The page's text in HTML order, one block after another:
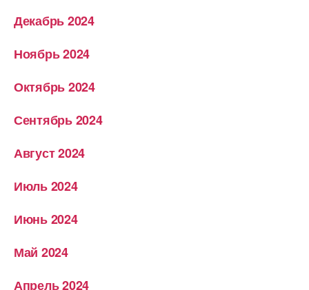
Декабрь 2024
Ноябрь 2024
Октябрь 2024
Сентябрь 2024
Август 2024
Июль 2024
Июнь 2024
Май 2024
Апрель 2024